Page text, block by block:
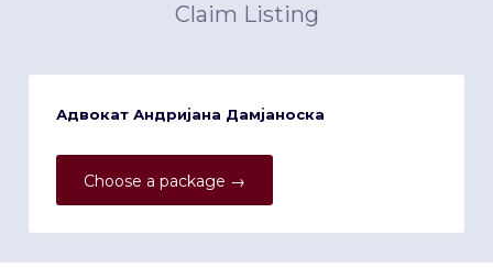
Claim Listing
Адвокат Андријана Дамјаноска